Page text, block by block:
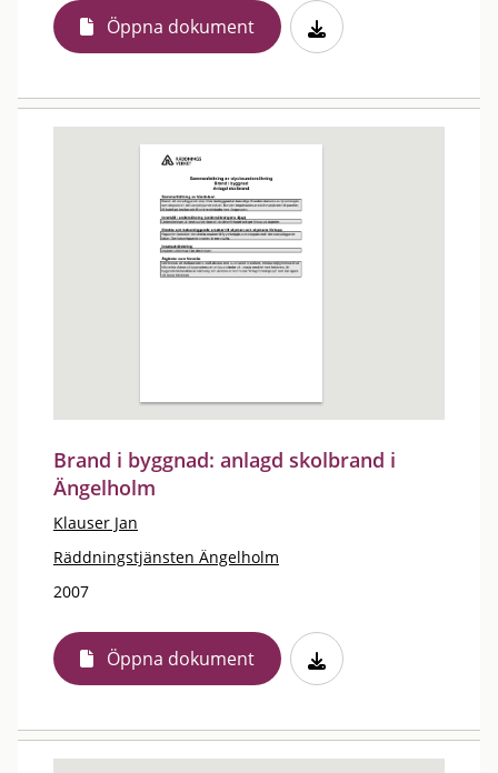
Öppna dokument
Brand i byggnad: anlagd skolbrand i
Ängelholm
Klauser Jan
Räddningstjänsten Ängelholm
2007
Öppna dokument